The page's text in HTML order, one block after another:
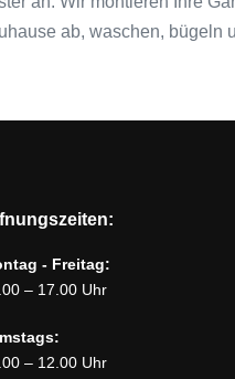
ab, waschen, bügeln
- Freitag:
– 17.00 Uhr
– 12.00 Uhr